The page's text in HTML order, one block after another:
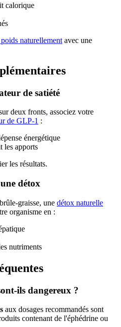
calorique
naturellement avec une
de satiété
deux fronts, associez votre
de GLP-1 :
énergétique
les apports
les résultats.
détox
graisse, une détox naturelle
organisme en :
nutriments
ils dangereux ?
aux dosages recommandés sont
contenant de l'éphédrine ou